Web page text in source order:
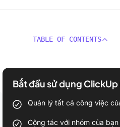
TABLE OF CONTENTS
Bắt đầu sử dụng
Quản lý tất cả công việc
Cộng tác với nhóm của bạn